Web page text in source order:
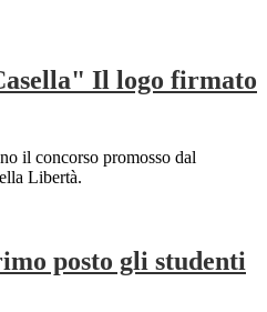
Il logo firmato
il concorso promosso dal
Libertà.
posto gli studenti